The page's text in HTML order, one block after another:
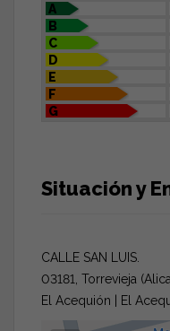
A
B
C
D
E
F
G
Situación y
CALLE SAN LUIS.
03181, Torrevieja
El Acequión | El